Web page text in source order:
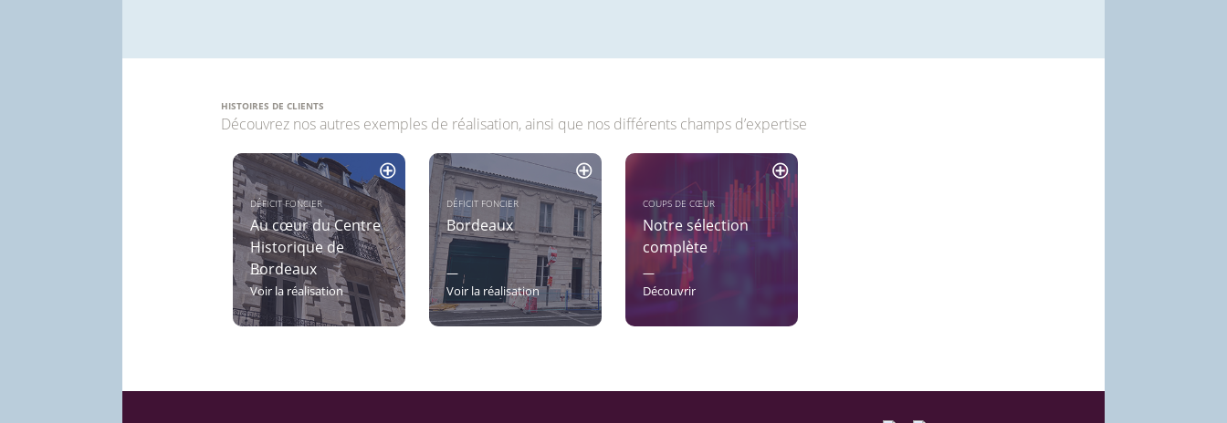
HISTOIRES DE CLIENTS
Découvrez nos autres exemples de réalisation, ainsi que nos différents champs d’expertise
DÉFICIT FONCIER
Au cœur du Centre
Historique de
Bordeaux
—
Voir la réalisation
DÉFICIT FONCIER
Bordeaux
—
Voir la réalisation
COUPS DE CŒUR
Notre sélection
complète
—
Découvrir